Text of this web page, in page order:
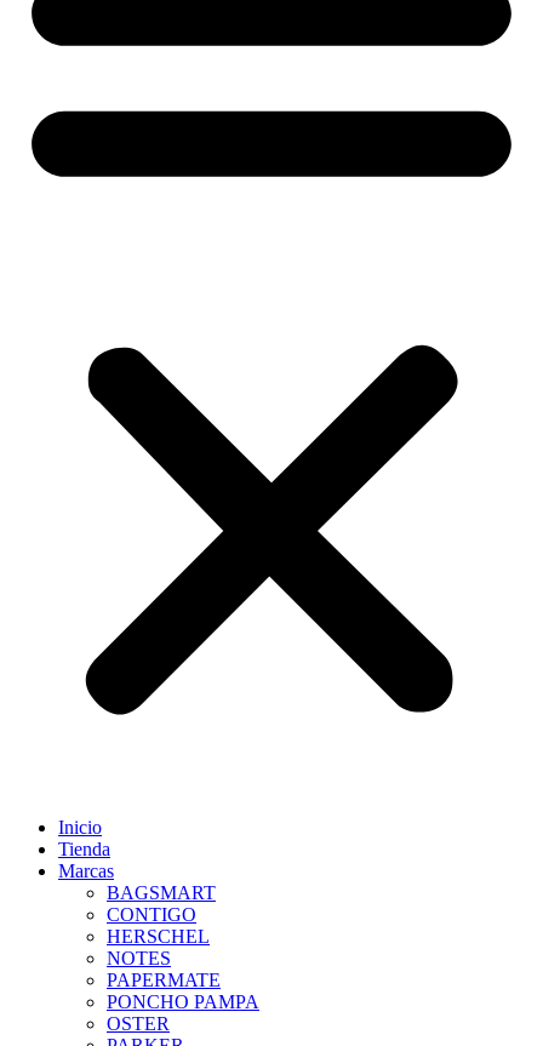
Inicio
Tienda
Marcas
BAGSMART
CONTIGO
HERSCHEL
NOTES
PAPERMATE
PONCHO PAMPA
OSTER